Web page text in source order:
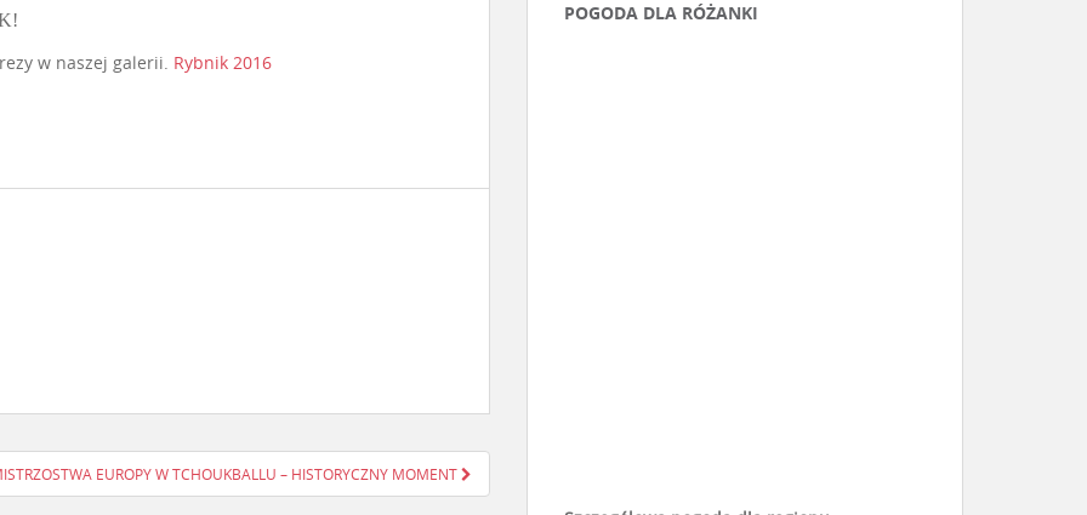
w naszej galerii. Rybnik 2016
EUROPY W TCHOUKBALLU – HISTORYCZNY MOMENT
POGODA DLA RÓŻANKI